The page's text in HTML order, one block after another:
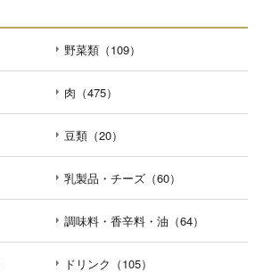
野菜類（109）
肉（475）
豆類（20）
乳製品・チーズ（60）
調味料・香辛料・油（64）
ドリンク（105）